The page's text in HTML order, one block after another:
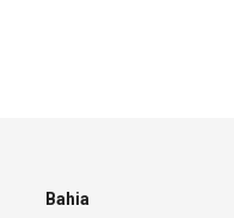
Bahia